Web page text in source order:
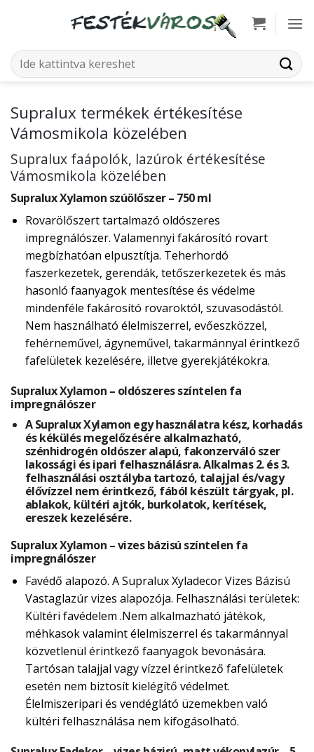
Keresés
a
Supralux termékek értékesítése
Vámosmikola közelében
Supralux faápolók, lazúrok értékesítése
Vámosmikola közelében
Supralux Xylamon szúölőszer – 750 ml
Rovarölőszert tartalmazó oldószeres
impregnálószer. Valamennyi fakárosító rovart
megbízhatóan elpusztítja. Teherhordó
faszerkezetek, gerendák, tetőszerkezetek és más
hasonló faanyagok mentesítése és védelme
mindenféle fakárosító rovaroktól, szuvasodástól.
Nem használható élelmiszerrel, evőeszközzel,
fehérneművel, ágyneművel, takarmánnyal érintkező
fafelületek kezelésére, illetve gyerekjátékokra.
Supralux Xylamon – oldószeres színtelen fa
impregnálószer
A Supralux Xylamon egy használatra kész, korhadás
és kékülés megelőzésére alkalmazható,
szénhidrogén oldószer alapú, fakonzerváló szer
lakossági és ipari felhasználásra. Alkalmas 2. és 3.
felhasználási osztályba tartozó, talajjal és/vagy
élővízzel nem érintkező, fából készült tárgyak, pl.
ablakok, kültéri ajtók, burkolatok, kerítések,
ereszek kezelésére.
Supralux Xylamon – vizes bázisú színtelen fa
impregnálószer
Favédő alapozó. A Supralux Xyladecor Vizes Bázisú
Vastaglazúr vizes alapozója. Felhasználási területek:
Kültéri favédelem .Nem alkalmazható játékok,
méhkasok valamint élelmiszerrel és takarmánnyal
közvetlenül érintkező faanyagok bevonására.
Tartósan talajjal vagy vízzel érintkező fafelületek
esetén nem biztosít kielégítő védelmet.
Élelmiszeripari és vendéglátó üzemekben való
kültéri felhasználása nem kifogásolható.